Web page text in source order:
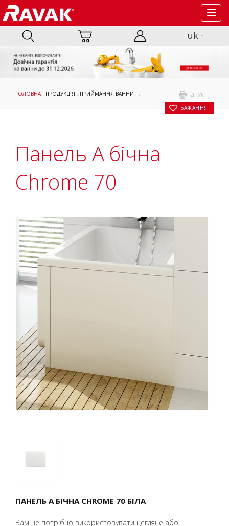
uk
ДРУК
БАЖАННЯ
ГОЛОВНА : ПРОДУКЦІЯ : ПРИЙМАННЯ ВАННИ : ОПОРИ, ПАНЕЛІ ТА
Панель A бічна
Chrome 70
ПАНЕЛЬ A БІЧНА CHROME 70 БІЛА
Вам не потрібно використовувати цегляне або